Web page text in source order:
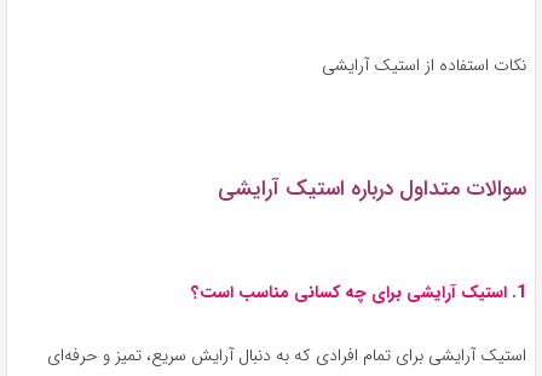
نکات استفاده از استیک آرایشی
سوالات متداول درباره استیک آرایشی
1. استیک آرایشی برای چه کسانی مناسب است؟
استیک آرایشی برای تمام افرادی که به دنبال آرایش سریع، تمیز و حرفه‌ای